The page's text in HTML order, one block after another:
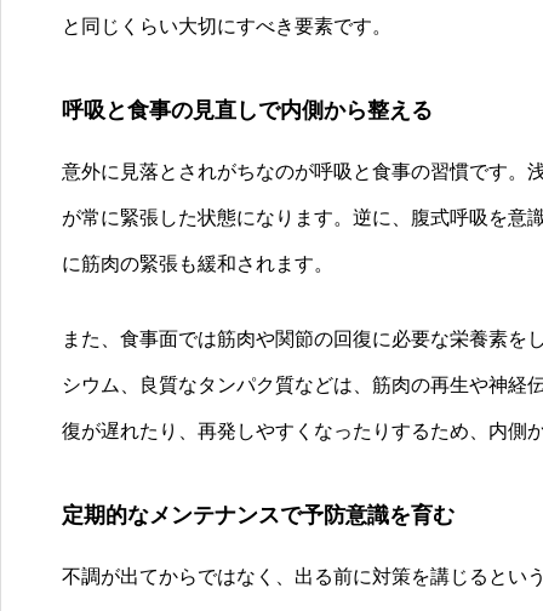
と同じくらい大切にすべき要素です。
呼吸と食事の見直しで内側から整える
意外に見落とされがちなのが呼吸と食事の習慣です。
が常に緊張した状態になります。逆に、腹式呼吸を意
に筋肉の緊張も緩和されます。
また、食事面では筋肉や関節の回復に必要な栄養素
シウム、良質なタンパク質などは、筋肉の再生や神
復が遅れたり、再発しやすくなったりするため、内側
定期的なメンテナンスで予防意識を育む
不調が出てからではなく、出る前に対策を講じるとい